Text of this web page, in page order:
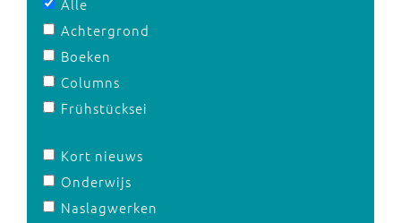
Alle
Achtergrond
Boeken
Columns
Frühstücksei
Kort nieuws
Onderwijs
Naslagwerken